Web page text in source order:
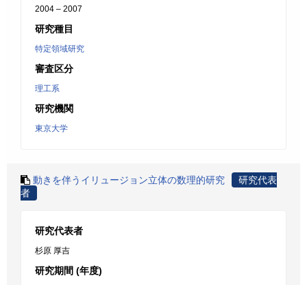
2004 – 2007
研究種目
特定領域研究
審査区分
理工系
研究機関
東京大学
動きを伴うイリュージョン立体の数理的研究
研究代表
者
研究代表者
杉原 厚吉
研究期間 (年度)